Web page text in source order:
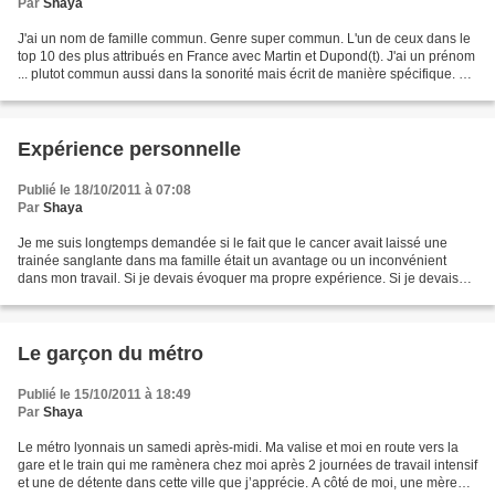
Par Shaya
J'ai un nom de famille commun. Genre super commun. L'un de ceux dans le
top 10 des plus attribués en France avec Martin et Dupond(t). J'ai un prénom
... plutot commun aussi dans la sonorité mais écrit de manière spécifique. Et
Expérience personnelle
Publié le 18/10/2011 à 07:08
Par Shaya
Je me suis longtemps demandée si le fait que le cancer avait laissé une
trainée sanglante dans ma famille était un avantage ou un inconvénient
dans mon travail. Si je devais évoquer ma propre expérience. Si je devais
Le garçon du métro
Publié le 15/10/2011 à 18:49
Par Shaya
Le métro lyonnais un samedi après-midi. Ma valise et moi en route vers la
gare et le train qui me ramènera chez moi après 2 journées de travail intensif
et une de détente dans cette ville que j’apprécie. A côté de moi, une mère